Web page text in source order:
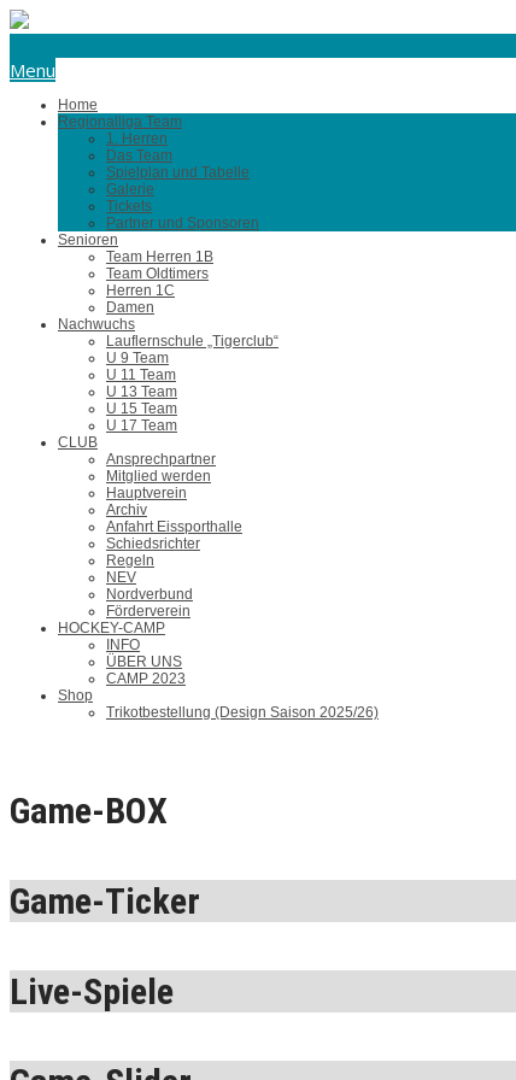
Menu
Home
Regionalliga Team
1. Herren
Das Team
Spielplan und Tabelle
Galerie
Tickets
Partner und Sponsoren
Senioren
Team Herren 1B
Team Oldtimers
Herren 1C
Damen
Nachwuchs
Lauflernschule „Tigerclub“
U 9 Team
U 11 Team
U 13 Team
U 15 Team
U 17 Team
CLUB
Ansprechpartner
Mitglied werden
Hauptverein
Archiv
Anfahrt Eissporthalle
Schiedsrichter
Regeln
NEV
Nordverbund
Förderverein
HOCKEY-CAMP
INFO
ÜBER UNS
CAMP 2023
Shop
Trikotbestellung (Design Saison 2025/26)
Game-BOX
Game-Ticker
Live-Spiele